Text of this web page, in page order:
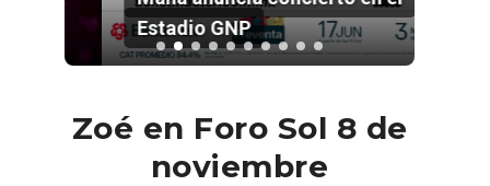
Estadio GNP
Zoé en Foro Sol 8 de
noviembre